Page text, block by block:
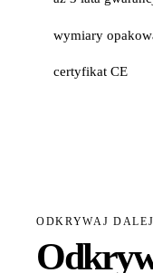
wymiary
certyfikat CE
ODKRYWAJ DALEJ